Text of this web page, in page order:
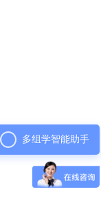
多组学智能助手